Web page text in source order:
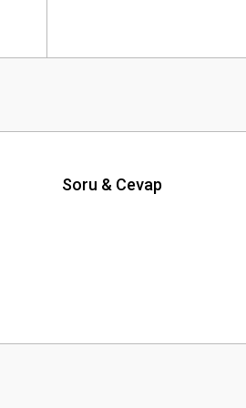
Soru & Cevap